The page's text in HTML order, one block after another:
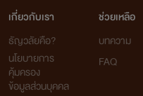
เกี่ยวกับเรา
ธัญวลัยคือ?
นโยบายการ
คุ้มครอง
ข้อมูลส่วนบุคคล
ช่วยเหลือ
บทความ
FAQ